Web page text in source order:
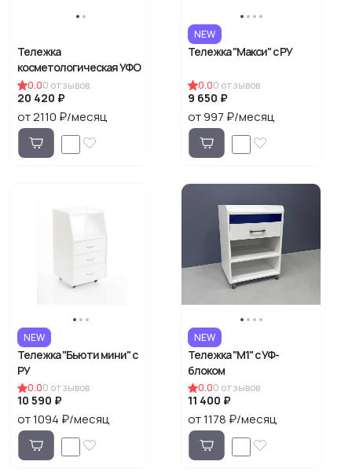
Тележка
косметологическая УФО
0.00 отзывов
20 420 ₽
от 2110 ₽/месяц
NEW
Тележка "Макси" с РУ
0.00 отзывов
9 650 ₽
от 997 ₽/месяц
NEW
Тележка "Бьюти мини" с
РУ
0.00 отзывов
10 590 ₽
от 1094 ₽/месяц
NEW
Тележка "М1" с УФ-
блоком
0.00 отзывов
11 400 ₽
от 1178 ₽/месяц